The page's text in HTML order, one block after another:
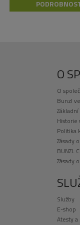
O
O
Bunzl
Historie
Politika
Zásady
BUNZL
Zásady
Služby
E-shop
Atesty